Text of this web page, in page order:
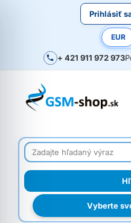
Prihlásiť
EUR
+ 421 911 972 973
Vyberte